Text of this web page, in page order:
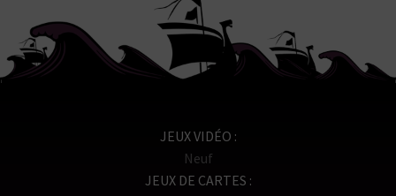
JEUX VIDÉO
Neuf
JEUX DE CARTES